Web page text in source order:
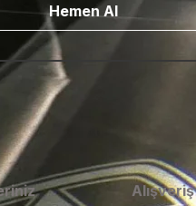
Hemen Al